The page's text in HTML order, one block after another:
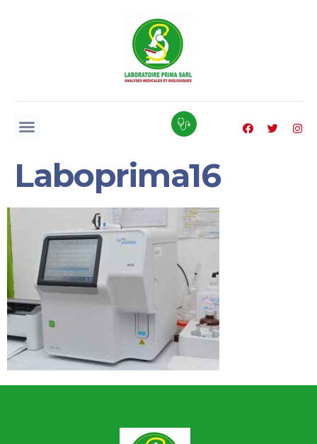
Laboprima16